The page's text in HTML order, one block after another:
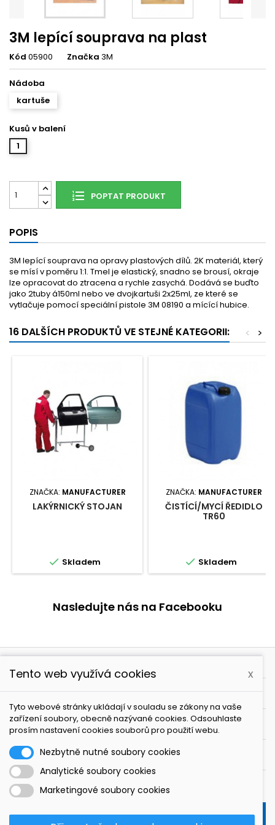
3M lepící souprava na plast
Kód 05900 Značka 3M
Nádoba
kartuše
Kusů v balení
1
POPTAT PRODUKT
POPIS
3M lepící souprava na opravy plastových dílů. 2K materiál, který
se mísí v poměru 1:1. Tmel je elastický, snadno se brousí, okraje
lze opracovat do ztracena a rychle zasychá. Dodává se buďto
jako 2tuby á150ml nebo ve dvojkartuši 2x25ml, ze které se
vytlačuje pomocí speciální pistole 3M 08190 a mícící hubice.
16 DALŠÍCH PRODUKTŮ VE STEJNÉ KATEGORII: >
<
ZNAČKA: MANUFACTURER
LAKÝRNICKÝ STOJAN
 Skladem
ZNAČKA: MANUFACTURER
ČISTÍCÍ/MYCÍ ŘEDIDLO
TR60
 Skladem
Nasledujte nás na Facebooku
NAŠE SPOLEČNOST 
VÁŠ ÚČET
KONTAKT
ODBĚR NOVINEK
Tento web využívá cookies x
Tyto webové stránky ukládají v souladu se zákony na vaše
zařízení soubory, obecně nazývané cookies. Odsouhlaste
prosím nastavení cookies souborů pro použití webu.
Nezbytně nutné soubory cookies
Analytické soubory cookies
Marketingové soubory cookies